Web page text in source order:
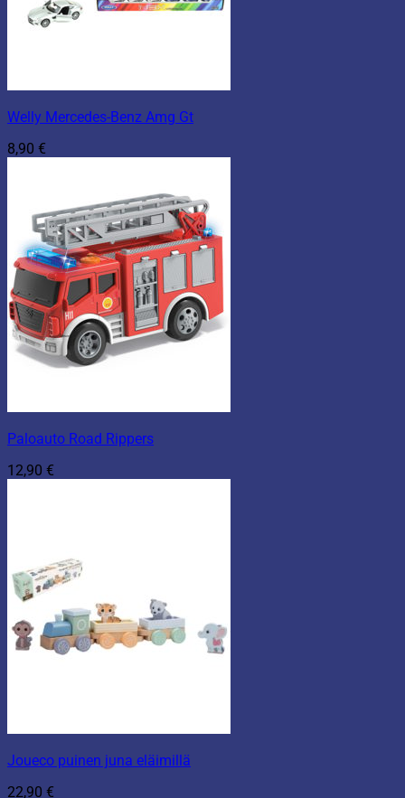
Welly Mercedes-Benz Amg Gt
8,90 €
Paloauto Road Rippers
12,90 €
Joueco puinen juna eläimillä
22,90 €